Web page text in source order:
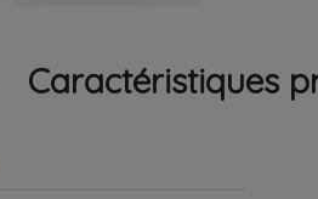
Caractéristiques